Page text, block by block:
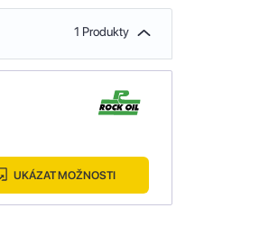
1 Produkty
UKÁZAT MOŽNOSTI